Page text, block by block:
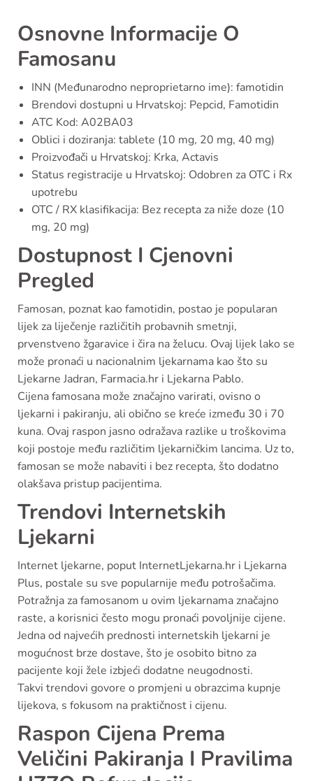
Osnovne Informacije O
Famosanu
INN (Međunarodno neproprietarno ime): famotidin
Brendovi dostupni u Hrvatskoj: Pepcid, Famotidin
ATC Kod: A02BA03
Oblici i doziranja: tablete (10 mg, 20 mg, 40 mg)
Proizvođači u Hrvatskoj: Krka, Actavis
Status registracije u Hrvatskoj: Odobren za OTC i Rx
upotrebu
OTC / RX klasifikacija: Bez recepta za niže doze (10
mg, 20 mg)
Dostupnost I Cjenovni
Pregled
Famosan, poznat kao famotidin, postao je popularan
lijek za liječenje različitih probavnih smetnji,
prvenstveno žgaravice i čira na želucu. Ovaj lijek lako se
može pronaći u nacionalnim ljekarnama kao što su
Ljekarne Jadran, Farmacia.hr i Ljekarna Pablo.
Cijena famosana može značajno varirati, ovisno o
ljekarni i pakiranju, ali obično se kreće između 30 i 70
kuna. Ovaj raspon jasno odražava razlike u troškovima
koji postoje među različitim ljekarničkim lancima. Uz to,
famosan se može nabaviti i bez recepta, što dodatno
olakšava pristup pacijentima.
Trendovi Internetskih
Ljekarni
Internet ljekarne, poput InternetLjekarna.hr i Ljekarna
Plus, postale su sve popularnije među potrošačima.
Potražnja za famosanom u ovim ljekarnama značajno
raste, a korisnici često mogu pronaći povoljnije cijene.
Jedna od najvećih prednosti internetskih ljekarni je
mogućnost brze dostave, što je osobito bitno za
pacijente koji žele izbjeći dodatne neugodnosti.
Takvi trendovi govore o promjeni u obrazcima kupnje
lijekova, s fokusom na praktičnost i cijenu.
Raspon Cijena Prema
Veličini Pakiranja I Pravilima